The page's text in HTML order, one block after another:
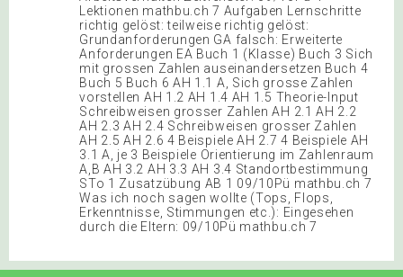
Lektionen mathbu.ch 7 Aufgaben Lernschritte
richtig gelöst: teilweise richtig gelöst:
Grundanforderungen GA falsch: Erweiterte
Anforderungen EA Buch 1 (Klasse) Buch 3 Sich
mit grossen Zahlen auseinandersetzen Buch 4
Buch 5 Buch 6 AH 1.1 A, Sich grosse Zahlen
vorstellen AH 1.2 AH 1.4 AH 1.5 Theorie-Input
Schreibweisen grosser Zahlen AH 2.1 AH 2.2
AH 2.3 AH 2.4 Schreibweisen grosser Zahlen
AH 2.5 AH 2.6 4 Beispiele AH 2.7 4 Beispiele AH
3.1 A, je 3 Beispiele Orientierung im Zahlenraum
A,B AH 3.2 AH 3.3 AH 3.4 Standortbestimmung
STo 1 Zusatzübung AB 1 09/10Pü mathbu.ch 7
Was ich noch sagen wollte (Tops, Flops,
Erkenntnisse, Stimmungen etc.): Eingesehen
durch die Eltern: 09/10Pü mathbu.ch 7